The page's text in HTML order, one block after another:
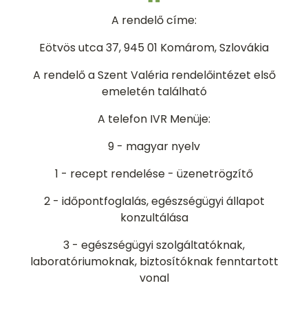
A rendelő címe:
Eötvös utca 37, 945 01 Komárom, Szlovákia
A rendelő a Szent Valéria rendelőintézet első
emeletén található
A telefon IVR Menüje:
9 - magyar nyelv
1 - recept rendelése - üzenetrögzítő
2 - időpontfoglalás, egészségügyi állapot
konzultálása
3 - egészségügyi szolgáltatóknak,
laboratóriumoknak, biztosítóknak fenntartott
vonal